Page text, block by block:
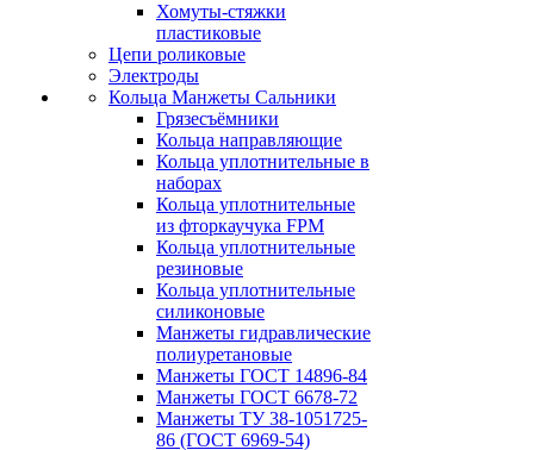
Хомуты-стяжки
пластиковые
Цепи роликовые
Электроды
Кольца Манжеты Сальники
Грязесъёмники
Кольца направляющие
Кольца уплотнительные в
наборах
Кольца уплотнительные
из фторкаучука FPM
Кольца уплотнительные
резиновые
Кольца уплотнительные
силиконовые
Манжеты гидравлические
полиуретановые
Манжеты ГОСТ 14896-84
Манжеты ГОСТ 6678-72
Манжеты ТУ 38-1051725-
86 (ГОСТ 6969-54)